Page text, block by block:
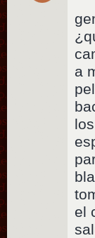
a
el